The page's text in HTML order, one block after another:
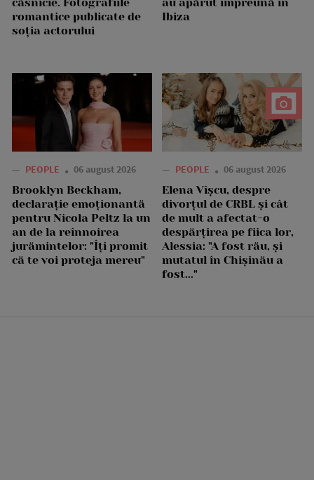
romantice publicate de
soția actorului
Ibiza
— PEOPLE 06 august 2026
Brooklyn Beckham,
declarație emoționantă
pentru Nicola Peltz la un
an de la reînnoirea
jurămintelor: "Îți promit
că te voi proteja mereu"
— PEOPLE 06 august 2026
Elena Vîșcu, despre
divorțul de CRBL și cât
de mult a afectat-o
despărțirea pe fiica lor,
Alessia: "A fost rău, și
mutatul în Chișinău a
fost..."